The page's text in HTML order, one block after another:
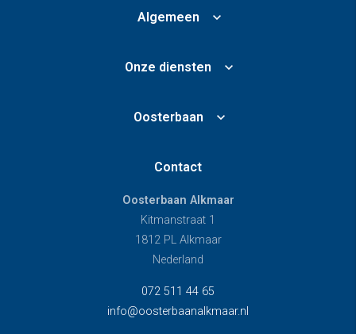
Algemeen
Onze diensten
Oosterbaan
Contact
Oosterbaan Alkmaar
Kitmanstraat 1
1812 PL Alkmaar
Nederland
072 511 44 65
info@oosterbaanalkmaar.nl